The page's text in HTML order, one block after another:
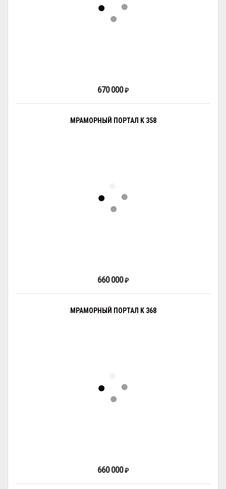
670 000₽
МРАМОРНЫЙ ПОРТАЛ K 358
660 000₽
МРАМОРНЫЙ ПОРТАЛ K 368
660 000₽